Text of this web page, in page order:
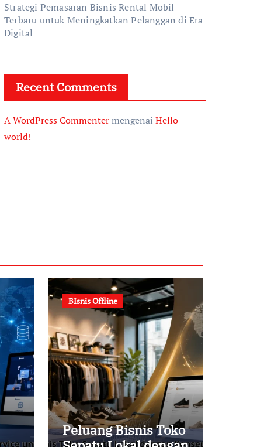
Strategi Pemasaran Bisnis Rental Mobil
Terbaru untuk Meningkatkan Pelanggan di Era
Digital
Recent Comments
A WordPress Commentermengenai Hello
world!
BIsnis Offline
Peluang Bisnis Toko